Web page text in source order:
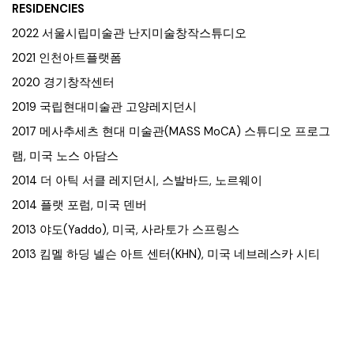
RESIDENCIES
2022 서울시립미술관 난지미술창작스튜디오
2021 인천아트플랫폼
2020 경기창작센터
2019 국립현대미술관 고양레지던시
2017 메사추세츠 현대 미술관(MASS MoCA) 스튜디오 프로그
램, 미국 노스 아담스
2014 더 아틱 서클 레지던시, 스발바드, 노르웨이
2014 플랫 포럼, 미국 덴버
2013 야도(Yaddo), 미국, 사라토가 스프링스
2013 킴멜 하딩 넬슨 아트 센터(KHN), 미국 네브레스카 시티